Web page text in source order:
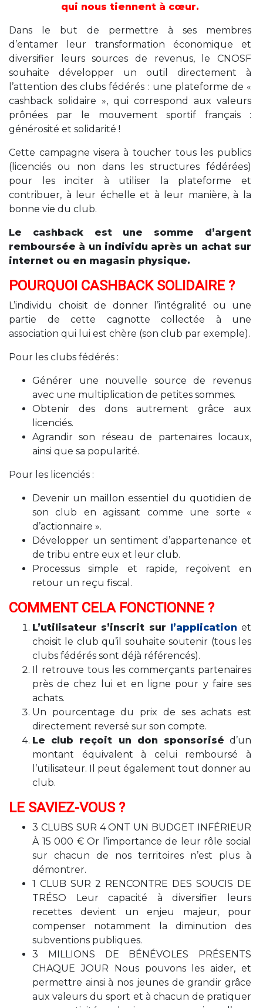
qui nous tiennent à cœur.
Dans le but de permettre à ses membres
d’entamer leur transformation économique et
diversifier leurs sources de revenus, le CNOSF
souhaite développer un outil directement à
l’attention des clubs fédérés : une plateforme de «
cashback solidaire », qui correspond aux valeurs
prônées par le mouvement sportif français :
générosité et solidarité !
Cette campagne visera à toucher tous les publics
(licenciés ou non dans les structures fédérées)
pour les inciter à utiliser la plateforme et
contribuer, à leur échelle et à leur manière, à la
bonne vie du club.
Le cashback est une somme d’argent
remboursée à un individu après un achat sur
internet ou en magasin physique.
POURQUOI CASHBACK SOLIDAIRE ?
L’individu choisit de donner l’intégralité ou une
partie de cette cagnotte collectée à une
association qui lui est chère (son club par exemple).
Pour les clubs fédérés :
Générer une nouvelle source de revenus
avec une multiplication de petites sommes.
Obtenir des dons autrement grâce aux
licenciés.
Agrandir son réseau de partenaires locaux,
ainsi que sa popularité.
Pour les licenciés :
Devenir un maillon essentiel du quotidien de
son club en agissant comme une sorte «
d’actionnaire ».
Développer un sentiment d’appartenance et
de tribu entre eux et leur club.
Processus simple et rapide, reçoivent en
retour un reçu fiscal.
COMMENT CELA FONCTIONNE ?
L’utilisateur s’inscrit sur l’application et
choisit le club qu’il souhaite soutenir (tous les
clubs fédérés sont déjà référencés).
Il retrouve tous les commerçants partenaires
près de chez lui et en ligne pour y faire ses
achats.
Un pourcentage du prix de ses achats est
directement reversé sur son compte.
Le club reçoit un don sponsorisé d’un
montant équivalent à celui remboursé à
l’utilisateur. Il peut également tout donner au
club.
LE SAVIEZ-VOUS ?
3 CLUBS SUR 4ONT UN BUDGET INFÉRIEUR
À 15 000 € Or l’importance de leur rôle social
sur chacun de nos territoires n’est plus à
démontrer.
1 CLUB SUR 2 RENCONTRE DES SOUCIS DE
TRÉSO Leur capacité à diversifier leurs
recettes devient un enjeu majeur, pour
compenser notamment la diminution des
subventions publiques.
3 MILLIONS DE BÉNÉVOLES PRÉSENTS
CHAQUE JOUR Nous pouvons les aider, et
permettre ainsi à nos jeunes de grandir grâce
aux valeurs du sport et à chacun de pratiquer